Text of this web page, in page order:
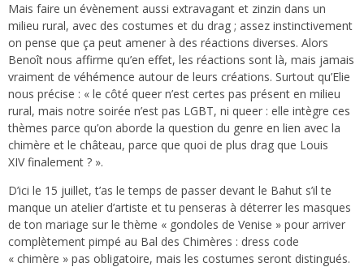
Mais faire un évènement aussi extravagant et zinzin dans un
milieu rural, avec des costumes et du drag ; assez instinctivement
on pense que ça peut amener à des réactions diverses. Alors
Benoît nous affirme qu’en effet, les réactions sont là, mais jamais
vraiment de véhémence autour de leurs créations. Surtout qu’Elie
nous précise : « le côté queer n’est certes pas présent en milieu
rural, mais notre soirée n’est pas LGBT, ni queer : elle intègre ces
thèmes parce qu’on aborde la question du genre en lien avec la
chimère et le château, parce que quoi de plus drag que Louis
XIV finalement ? ».
D’ici le 15 juillet, t’as le temps de passer devant le Bahut s’il te
manque un atelier d’artiste et tu penseras à déterrer les masques
de ton mariage sur le thème « gondoles de Venise » pour arriver
complètement pimpé au Bal des Chimères : dress code
« chimère » pas obligatoire, mais les costumes seront distingués.